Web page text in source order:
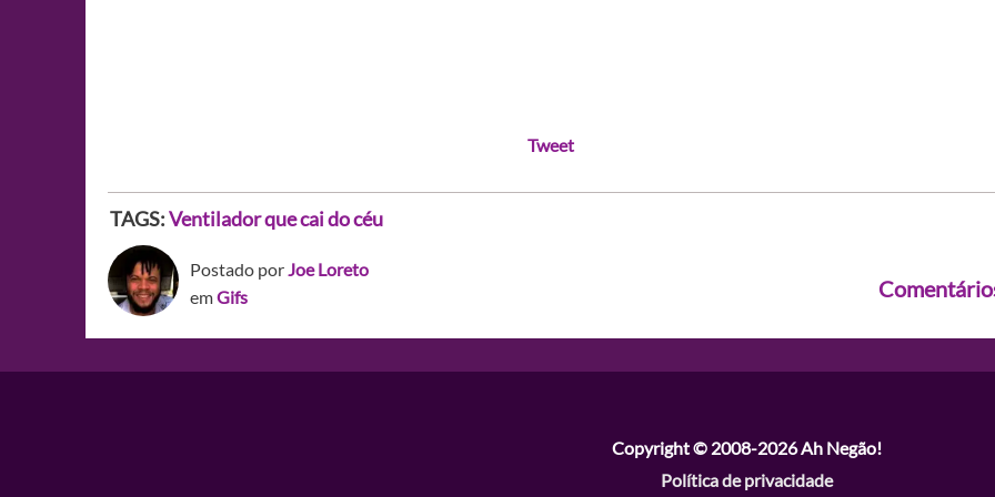
Tweet
TAGS:Ventilador que cai do céu
Postado porJoe Loreto
emGifs
Copyright © 2008-2026Ah Negão!
Política de privacidade